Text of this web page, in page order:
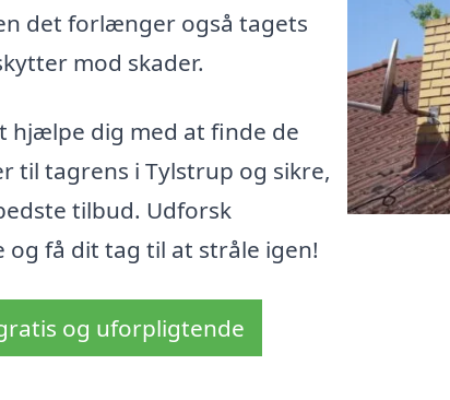
det forlænger også tagets
mod skader.
hjælpe dig med at finde de
til tagrens i Tylstrup og sikre,
tilbud. Udforsk
og få dit tag til at stråle igen!
og uforpligtende